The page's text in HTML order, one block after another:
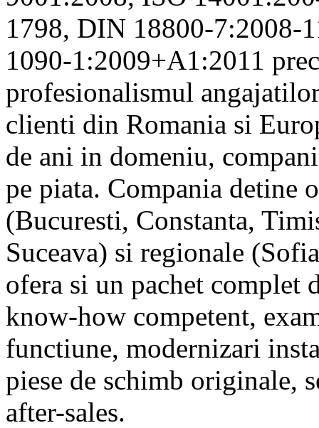
1798, DIN 18800-7:2008-
1090-1:2009+A1:2011
profesionalismul
clienti din Romania si
de ani in domeniu,
pe piata. Compania detine
(Bucuresti, Constanta,
Suceava) si regionale
ofera si un pachet complet
know-how competent,
functiune, modernizari
piese de schimb originale,
after-sales.